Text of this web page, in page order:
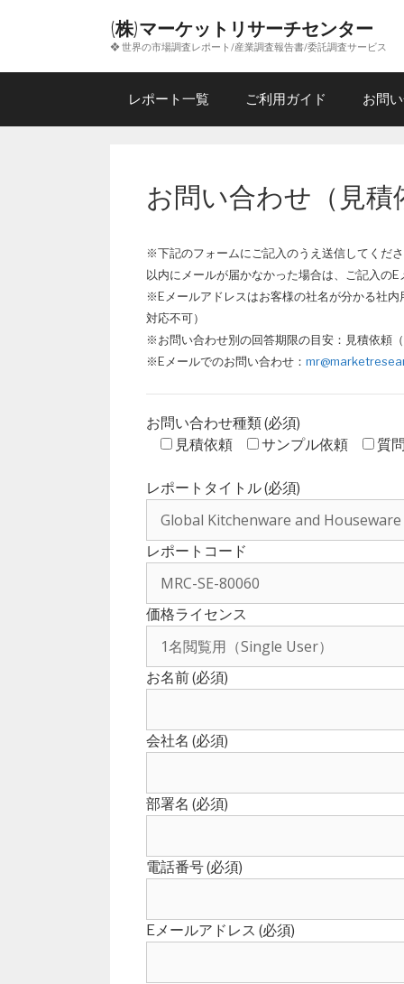
ン
(株)マーケットリサーチセンター
❖ 世界の市場調査レポート/産業調査報告書/委託調査サービス
レポート一覧 ご利用ガイド お問
お問い合わせ（見
※下記のフォームにご記入のうえ送信してくだ
以内にメールが届かなかった場合は、ご記入の
※Eメールアドレスはお客様の社名が分かる社
対応不可）
※お問い合わせ別の回答期限の目安：見積依頼
※Eメールでのお問い合わせ：
お問い合わせ種類 (必須)
見積依頼
サンプル依頼 質
レポートタイトル (必須)
レポートコード
価格ライセンス
お名前 (必須)
会社名 (必須)
部署名 (必須)
電話番号 (必須)
Eメールアドレス (必須)